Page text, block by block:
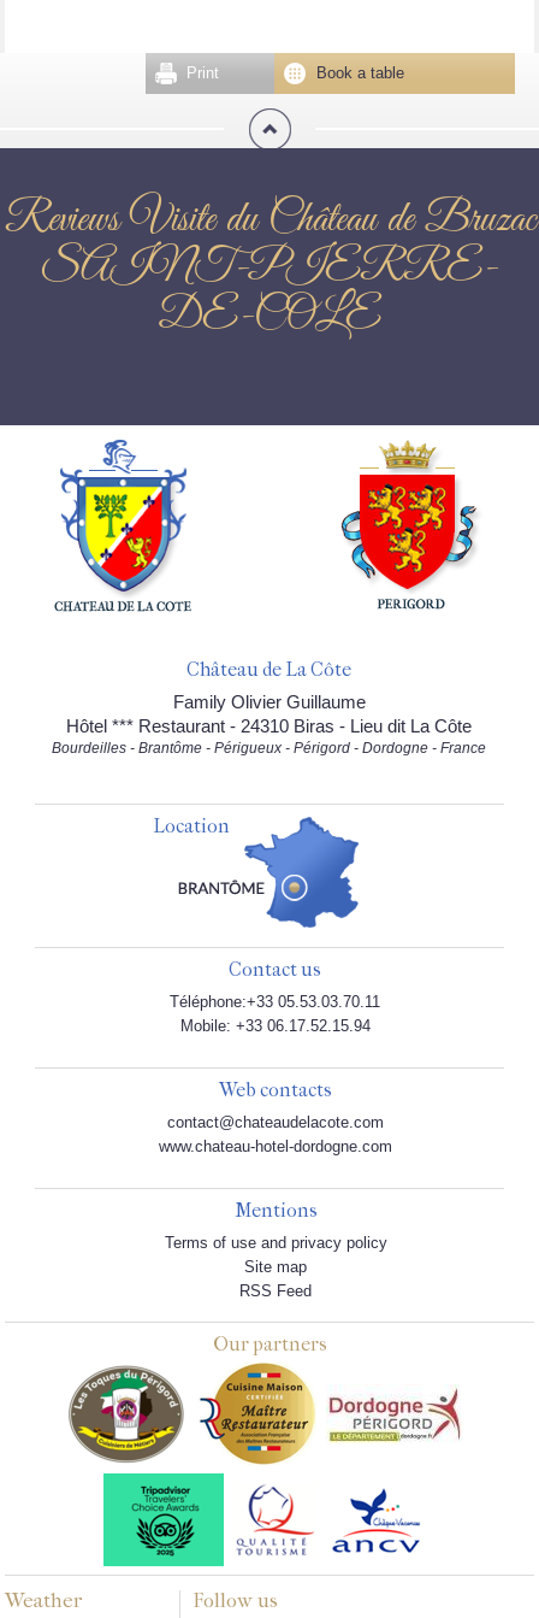
Book a table
Print
Reviews Visite du Château de Bruzac
SAINT-PIERRE-
DE-COLE
Château de La Côte
Family Olivier Guillaume
Hôtel *** Restaurant - 24310 Biras - Lieu dit La Côte
Bourdeilles - Brantôme - Périgueux - Périgord - Dordogne - France
Location
Contact us
Téléphone:+33 05.53.03.70.11
Mobile: +33 06.17.52.15.94
Web contacts
contact@chateaudelacote.com
www.chateau-hotel-dordogne.com
Mentions
Terms of use and privacy policy
Site map
RSS Feed
Our partners
Weather Follow us